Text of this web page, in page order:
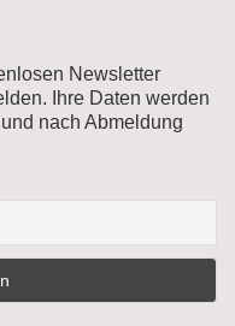
Newsletter
Ihre Daten werden
nach Abmeldung